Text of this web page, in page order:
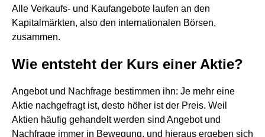
Alle Verkaufs- und Kaufangebote laufen an den
Kapitalmärkten, also den internationalen Börsen,
zusammen.
Wie entsteht der Kurs einer Aktie?
Angebot und Nachfrage bestimmen ihn: Je mehr eine
Aktie nachgefragt ist, desto höher ist der Preis. Weil
Aktien häufig gehandelt werden sind Angebot und
Nachfrage immer in Bewegung, und hieraus ergeben sich